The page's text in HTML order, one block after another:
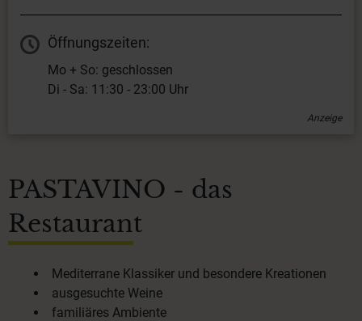
Öffnungszeiten:
Mo + So: geschlossen
Di - Sa: 11:30 - 23:00 Uhr
Anzeige
PASTAVINO - das
Restaurant
Mediterrane Klassiker und besondere Kreationen
ausgesuchte Weine
familiäres Ambiente